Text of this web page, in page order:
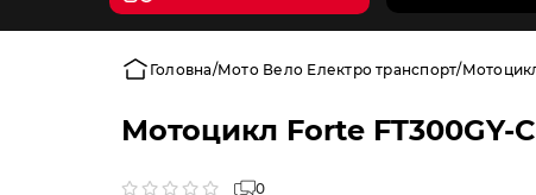
Головна Мото Вело Електро транспорт
Мотоцикл Forte FT300GY-
0